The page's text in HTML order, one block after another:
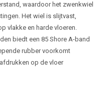
waardoor het zwenkwiel
Het wiel is slijtvast,
vlakke en harde vloeren.
biedt een 85 Shore A-band
rubber voorkomt
op de vloer